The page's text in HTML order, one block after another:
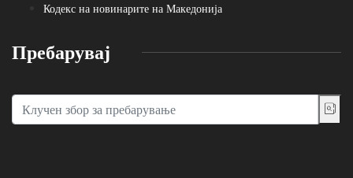
Кодекс на новинарите на Македонија
Пребарувај